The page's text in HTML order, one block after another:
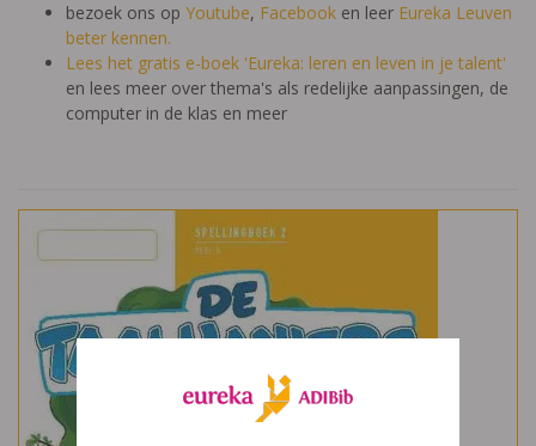
bezoek ons op Youtube, Facebook en leer Eureka Leuven
beter kennen.
Lees het gratis e-boek 'Eureka: leren en leven in je talent'
en lees meer over thema's als redelijke aanpassingen, de
computer in de klas en meer